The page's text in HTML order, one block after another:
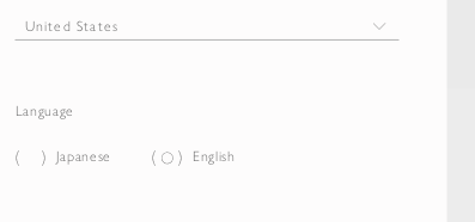
Language
Japanese English